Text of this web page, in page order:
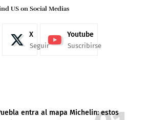
US on Social Medias
X
Seguir
Youtube
Suscribirse
entra al mapa Michelin: estos